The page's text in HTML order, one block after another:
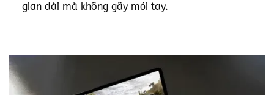
gian dài mà không gây mỏi tay.